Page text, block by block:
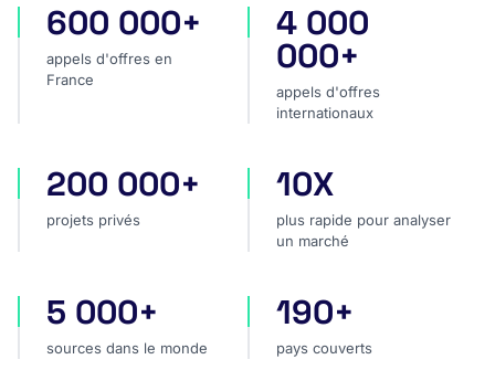
appels d'offres en France
600 000+
appels d'offres en
France
appels d'offres
4 000
000+
appels d'offres
internationaux
projets privés
200 000+
projets privés
plus rapide pour analyser
10X
plus rapide pour analyser
un marché
sources dans le monde
5 000+
sources dans le monde
pays couverts
190+
pays couverts